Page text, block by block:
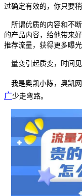
过确定有效的，你只要
所谓优质的内容和不
的产品内容，给他带来
推荐流量，获得更多曝光
量变引起质变，时间
我是奥凯小陈，奥凯
广少走弯路。